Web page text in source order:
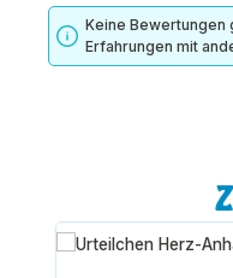
Keine Bewertungen
Erfahrungen mit
Produktgalerie